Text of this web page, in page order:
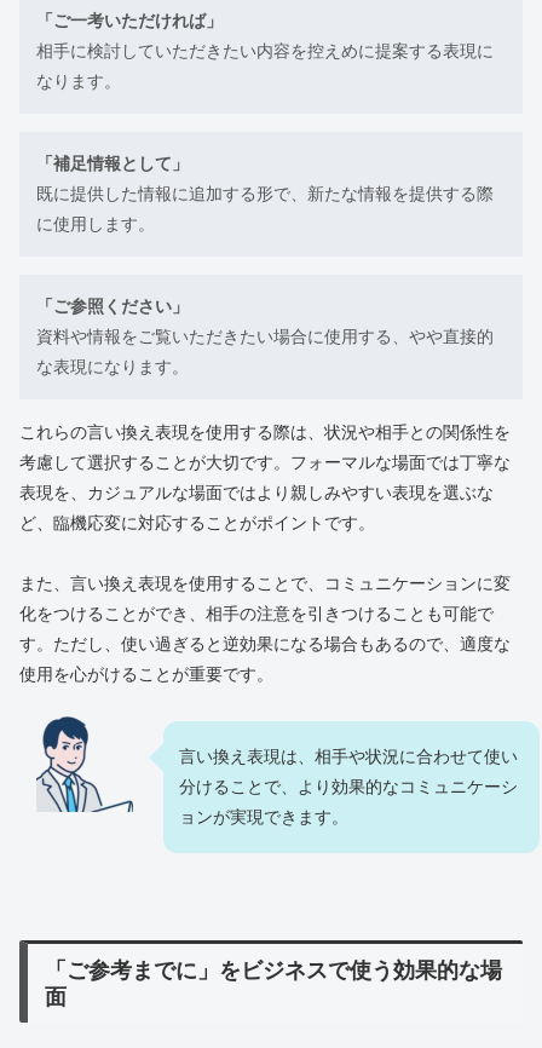
「ご一考いただければ」
相手に検討していただきたい内容を控えめに提案する表現に
なります。
「補足情報として」
既に提供した情報に追加する形で、新たな情報を提供する際
に使用します。
「ご参照ください」
資料や情報をご覧いただきたい場合に使用する、やや直接的
な表現になります。
これらの言い換え表現を使用する際は、状況や相手との関係性を
考慮して選択することが大切です。フォーマルな場面では丁寧な
表現を、カジュアルな場面ではより親しみやすい表現を選ぶな
ど、臨機応変に対応することがポイントです。
また、言い換え表現を使用することで、コミュニケーションに変
化をつけることができ、相手の注意を引きつけることも可能で
す。ただし、使い過ぎると逆効果になる場合もあるので、適度な
使用を心がけることが重要です。
言い換え表現は、相手や状況に合わせて使い
分けることで、より効果的なコミュニケーシ
ョンが実現できます。
「ご参考までに」をビジネスで使う効果的な場
面